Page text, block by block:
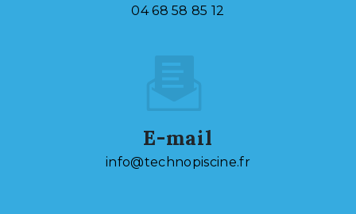
04 68 58 85 12
E-mail
info@technopiscine.fr